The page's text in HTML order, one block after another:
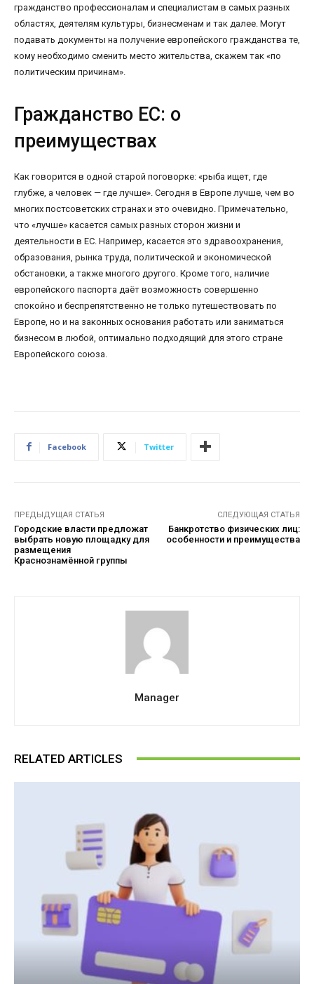
гражданство профессионалам и специалистам в самых разных
областях, деятелям культуры, бизнесменам и так далее. Могут
подавать документы на получение европейского гражданства те,
кому необходимо сменить место жительства, скажем так «по
политическим причинам».
Гражданство ЕС: о
преимуществах
Как говорится в одной старой поговорке: «рыба ищет, где
глубже, а человек — где лучше». Сегодня в Европе лучше, чем во
многих постсоветских странах и это очевидно. Примечательно,
что «лучше» касается самых разных сторон жизни и
деятельности в ЕС. Например, касается это здравоохранения,
образования, рынка труда, политической и экономической
обстановки, а также многого другого. Кроме того, наличие
европейского паспорта даёт возможность совершенно
спокойно и беспрепятственно не только путешествовать по
Европе, но и на законных основания работать или заниматься
бизнесом в любой, оптимально подходящий для этого стране
Европейского союза.
Facebook Twitter
ПРЕДЫДУЩАЯ СТАТЬЯ
Городские власти предложат
выбрать новую площадку для
размещения
Краснознамённой группы
СЛЕДУЮЩАЯ СТАТЬЯ
Банкротство физических лиц:
особенности и преимущества
Manager
RELATED ARTICLES